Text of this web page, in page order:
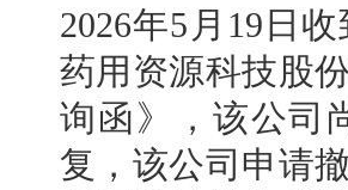
2026年5月19日
药用资源科技股
询函》，该公司
复，该公司申请